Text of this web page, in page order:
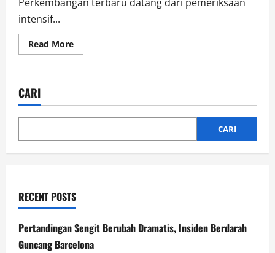
intensif...
Read MoreRead
more
Keluarga
Mpok
Bongkar
Mengejutkan
CARI
CARI
RECENT POSTS
Pertandingan Sengit Berubah Dramatis, Insiden Berdarah
Guncang Barcelona